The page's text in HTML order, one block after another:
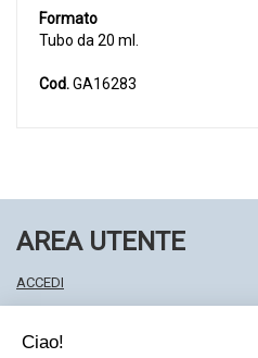
Formato
Tubo da 20 ml.
Cod.GA16283
AREA UTENTE
ACCEDI
WISHLIST